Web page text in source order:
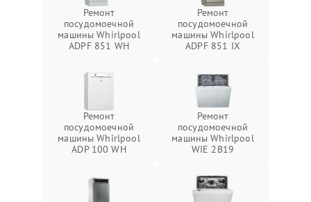
Ремонт
посудомоечной
машины Whirlpool
ADPF 851 WH
Ремонт
посудомоечной
машины Whirlpool
ADPF 851 IX
Ремонт
посудомоечной
машины Whirlpool
ADP 100 WH
Ремонт
посудомоечной
машины Whirlpool
WIE 2B19